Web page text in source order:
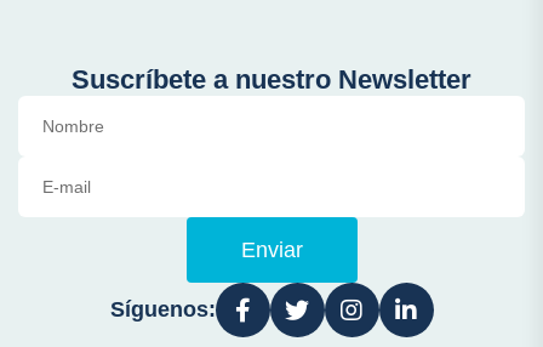
Suscríbete a nuestro Newsletter
Enviar
Síguenos: